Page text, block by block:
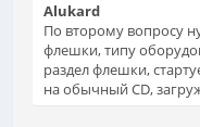
Alukard
По второму вопросу
флешки, типу
раздел флешки,
на обычный CD,